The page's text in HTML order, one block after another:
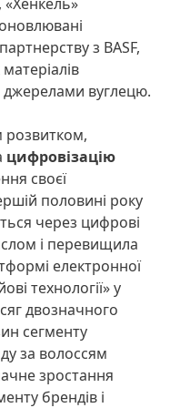
з BASF,
вуглецю.
розвитком,
цифровізацію
своєї
половині року
через цифрові
і перевищила
електронної
технології» у
двозначного
сегменту
за волоссям
зростання
брендів і